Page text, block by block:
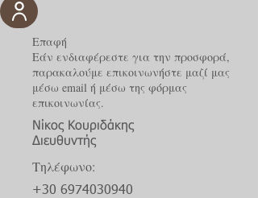
Επαφή
Εάν ενδιαφέρεστε για την προσφορά,
παρακαλούμε επικοινωνήστε μαζί μας
μέσω email ή μέσω της φόρμας
επικοινωνίας.
Νίκος Κουριδάκης
Διευθυντής
Τηλέφωνο:
+30 6974030940